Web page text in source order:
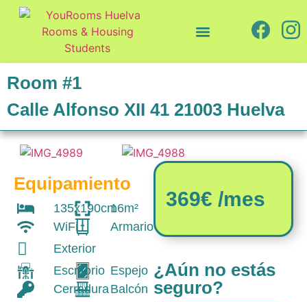
Room #1
Calle Alfonso XII 41 21003 Huelva
Equipamiento
135x190cm16m²
WiFi
Armario
Exterior
Escritorio Espejo
CerraduraBalcón
369€ /mes
¿Aún no estás
seguro?